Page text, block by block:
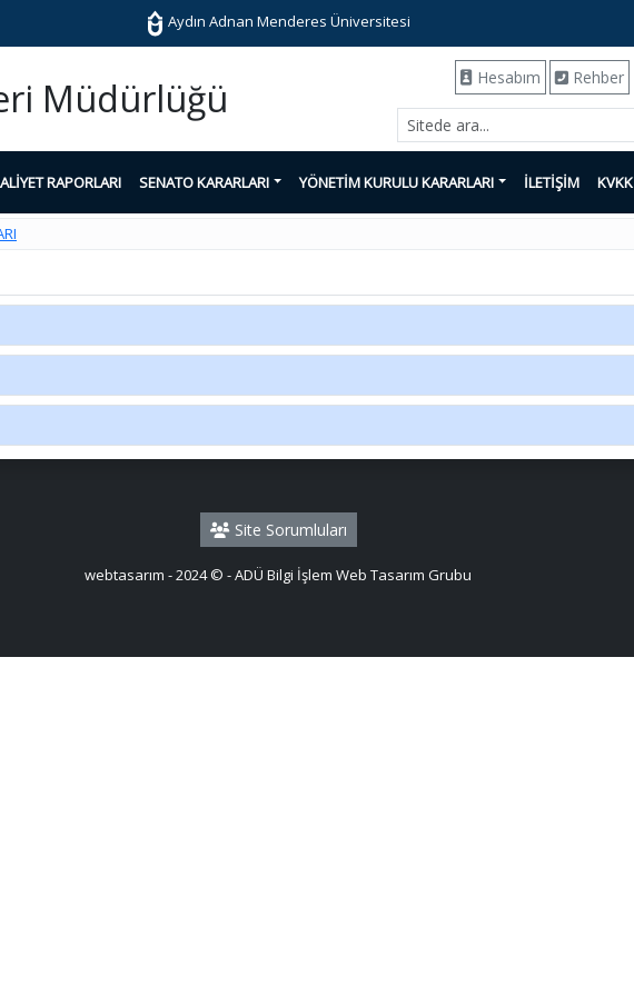
Aydın Adnan Menderes Üniversitesi
Müdürlüğü Hesabım Rehber
RAPORLARI SENATO KARARLARI YÖNETİM KURULU KARARLARI İLETİŞİM KVKK
Site Sorumluları
webtasarım - 2024 © - ADÜ Bilgi İşlem Web Tasarım Grubu